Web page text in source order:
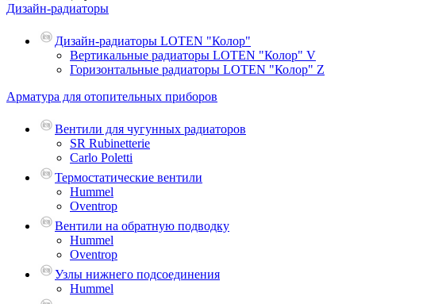
Дизайн-радиаторы
Дизайн-радиаторы LOTEN "Колор"
Вертикальные радиаторы LOTEN "Колор" V
Горизонтальные радиаторы LOTEN "Колор" Z
Арматура для отопительных приборов
Вентили для чугунных радиаторов
SR Rubinetterie
Carlo Poletti
Термостатические вентили
Hummel
Oventrop
Вентили на обратную подводку
Hummel
Oventrop
Узлы нижнего подсоединения
Hummel